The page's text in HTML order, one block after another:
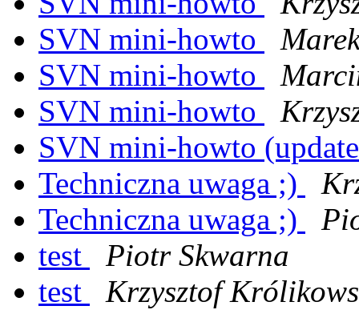
SVN mini-howto
SVN mini-howto
SVN mini-howto
SVN mini-howto
Techniczna uwaga ;)
Techniczna uwaga ;)
test
Piotr Skwarna
test
Krzysztof